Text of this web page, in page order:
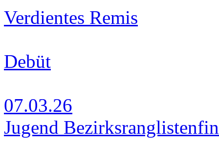
Verdientes Remis
Debüt
07.03.26
Jugend